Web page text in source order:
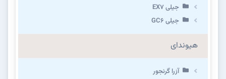
جیلی EX7
جیلی GC6
هیوندای
آزرا گرنجور